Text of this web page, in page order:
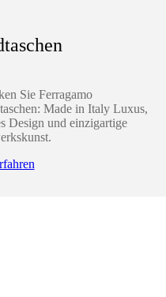
Sie Ferragamo
Made in Italy Luxus,
Design und einzigartige